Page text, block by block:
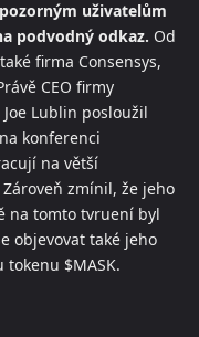
uživatelům
podvodný odkaz. Od
firma Consensys,
CEO firmy
Joe Lublin posloužil
konferenci
na větší
zmínil, že jeho
na tomto tvruení byl
objevovat také jeho
$MASK.